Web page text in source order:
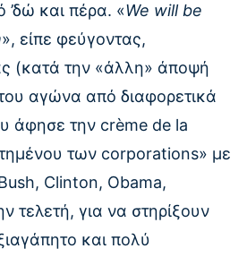
’δώ και πέρα. «We will be
», είπε φεύγοντας,
(κατά την «άλλη» άποψή
αγώνα από διαφορετικά
άφησε την crème de la
των corporations» με
Clinton, Obama,
τελετή, για να στηρίξουν
και πολύ